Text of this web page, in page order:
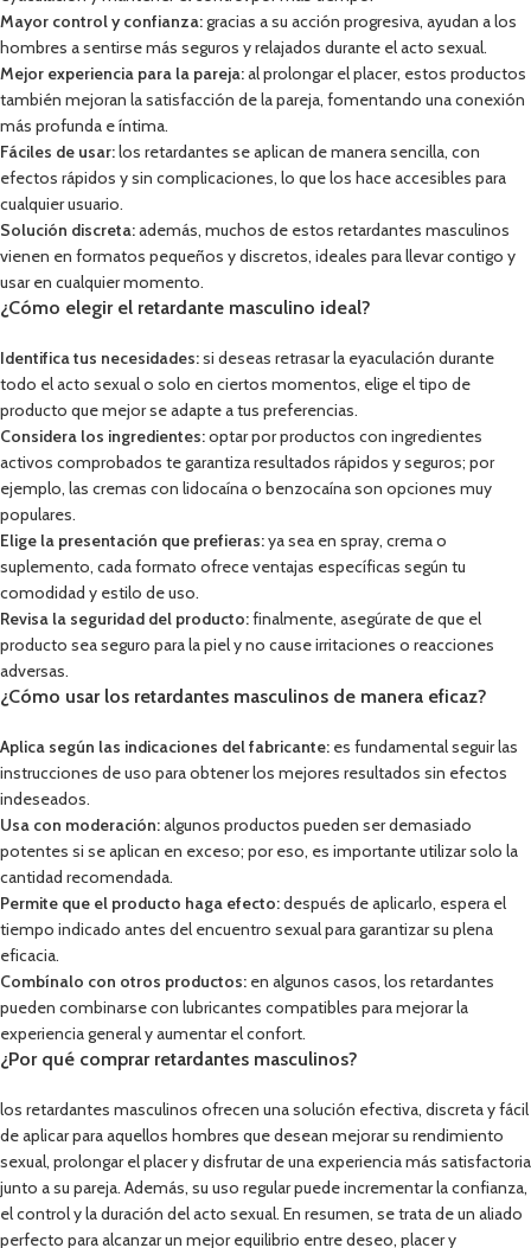
Mayor control y confianza:gracias a su acción progresiva, ayudan a los
hombres a sentirse más seguros y relajados durante el acto sexual.
Mejor experiencia para la pareja:al prolongar el placer, estos productos
también mejoran la satisfacción de la pareja, fomentando una conexión
más profunda e íntima.
Fáciles de usar:los retardantes se aplican de manera sencilla, con
efectos rápidos y sin complicaciones, lo que los hace accesibles para
cualquier usuario.
Solución discreta:además, muchos de estos retardantes masculinos
vienen en formatos pequeños y discretos, ideales para llevar contigo y
usar en cualquier momento.
¿Cómo elegir el retardante masculino ideal?
Identifica tus necesidades:si deseas retrasar la eyaculación durante
todo el acto sexual o solo en ciertos momentos, elige el tipo de
producto que mejor se adapte a tus preferencias.
Considera los ingredientes:optar por productos con ingredientes
activos comprobados te garantiza resultados rápidos y seguros; por
ejemplo, las cremas con lidocaína o benzocaína son opciones muy
populares.
Elige la presentación que prefieras:ya sea en spray, crema o
suplemento, cada formato ofrece ventajas específicas según tu
comodidad y estilo de uso.
Revisa la seguridad del producto:finalmente, asegúrate de que el
producto sea seguro para la piel y no cause irritaciones o reacciones
adversas.
¿Cómo usar los retardantes masculinos de manera eficaz?
Aplica según las indicaciones del fabricante: es fundamental seguir las
instrucciones de uso para obtener los mejores resultados sin efectos
indeseados.
Usa con moderación:algunos productos pueden ser demasiado
potentes si se aplican en exceso; por eso, es importante utilizar solo la
cantidad recomendada.
Permite que el producto haga efecto:después de aplicarlo, espera el
tiempo indicado antes del encuentro sexual para garantizar su plena
eficacia.
Combínalo con otros productos: en algunos casos, los retardantes
pueden combinarse con lubricantes compatibles para mejorar la
experiencia general y aumentar el confort.
¿Por qué comprar retardantes masculinos?
los retardantes masculinos ofrecen una solución efectiva, discreta y fácil
de aplicar para aquellos hombres que desean mejorar su rendimiento
sexual, prolongar el placer y disfrutar de una experiencia más satisfactoria
junto a su pareja. Además, su uso regular puede incrementar la confianza,
el control y la duración del acto sexual. En resumen, se trata de un aliado
perfecto para alcanzar un mejor equilibrio entre deseo, placer y